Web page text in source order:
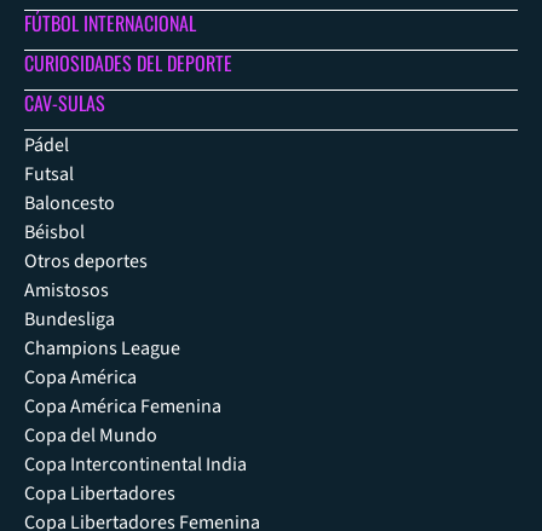
FÚTBOL INTERNACIONAL
CURIOSIDADES DEL DEPORTE
CAV-SULAS
Pádel
Futsal
Baloncesto
Béisbol
Otros deportes
Amistosos
Bundesliga
Champions League
Copa América
Copa América Femenina
Copa del Mundo
Copa Intercontinental India
Copa Libertadores
Copa Libertadores Femenina